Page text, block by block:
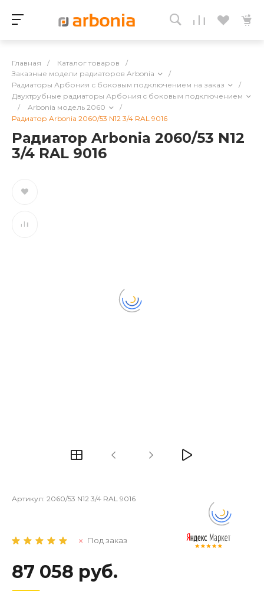
Главная / Каталог товаров
/
Заказные модели радиаторов Arbonia
/
Радиаторы Арбония с боковым подключением на заказ
/
Двухтрубные радиаторы Арбония c боковым подключением
/
Arbonia модель 2060
/
Радиатор Arbonia 2060/53 N12 3/4 RAL 9016
Радиатор Arbonia 2060/53 N12
3/4 RAL 9016
Артикул: 2060/53 N12 3/4 RAL 9016
Под заказ
87 058 руб.